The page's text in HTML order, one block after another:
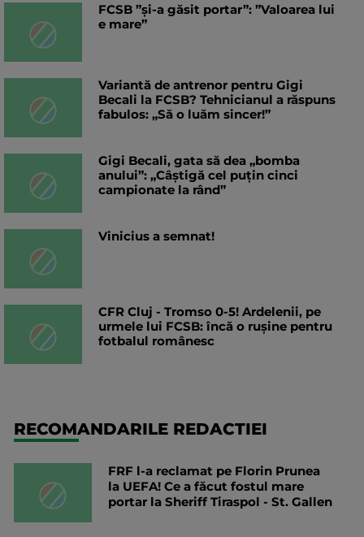
FCSB ”și-a găsit portar”: ”Valoarea lui
e mare”
Variantă de antrenor pentru Gigi
Becali la FCSB? Tehnicianul a răspuns
fabulos: „Să o luăm sincer!”
Gigi Becali, gata să dea „bomba
anului”: „Câștigă cel puțin cinci
campionate la rând”
Vinicius a semnat!
CFR Cluj - Tromso 0-5! Ardelenii, pe
urmele lui FCSB: încă o rușine pentru
fotbalul românesc
RECOMANDARILE REDACTIEI
FRF l-a reclamat pe Florin Prunea
la UEFA! Ce a făcut fostul mare
portar la Sheriff Tiraspol - St. Gallen